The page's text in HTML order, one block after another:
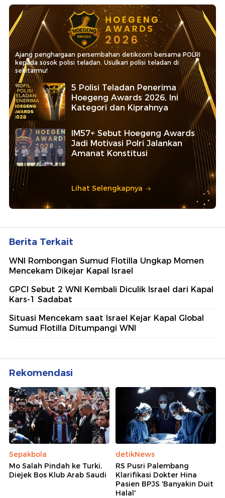
Ajang penghargaan persembahan detikcom bersama POLRI
kepada sosok polisi teladan. Usulkan polisi teladan di
sekitarmu!
5 Polisi Teladan Penerima
Hoegeng Awards 2026, Ini
Kategori dan Kiprahnya
IM57+ Sebut Hoegeng Awards
Jadi Motivasi Polri Jalankan
Amanat Konstitusi
Lihat Selengkapnya
Berita Terkait
WNI Rombongan Sumud Flotilla Ungkap Momen
Mencekam Dikejar Kapal Israel
GPCI Sebut 2 WNI Kembali Diculik Israel dari Kapal
Kars-1 Sadabat
Situasi Mencekam saat Israel Kejar Kapal Global
Sumud Flotilla Ditumpangi WNI
Rekomendasi
Sepakbola
Mo Salah Pindah ke Turki,
Diejek Bos Klub Arab Saudi
detikNews
RS Pusri Palembang
Klarifikasi Dokter Hina
Pasien BPJS 'Banyakin Duit
Halal'